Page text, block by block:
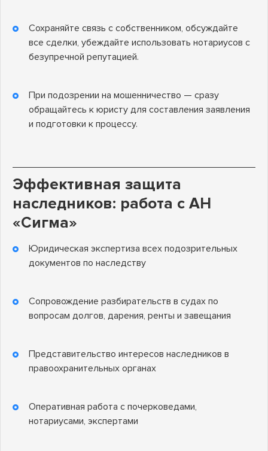
Сохраняйте связь с собственником, обсуждайте
все сделки, убеждайте использовать нотариусов с
безупречной репутацией.
При подозрении на мошенничество — сразу
обращайтесь к юристу для составления заявления
и подготовки к процессу.
Эффективная защита
наследников: работа с АН
«Сигма»
Юридическая экспертиза всех подозрительных
документов по наследству
Сопровождение разбирательств в судах по
вопросам долгов, дарения, ренты и завещания
Представительство интересов наследников в
правоохранительных органах
Оперативная работа с почерковедами,
нотариусами, экспертами